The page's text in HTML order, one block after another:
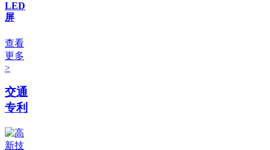
LED
屏
查看
更多
>
交通
专利